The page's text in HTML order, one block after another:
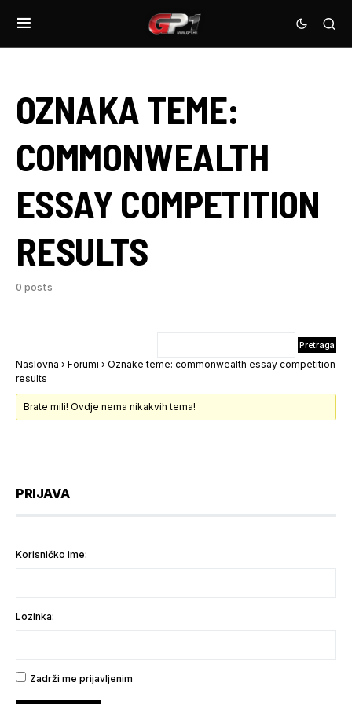
OZNAKA TEME:
COMMONWEALTH
ESSAY COMPETITION
RESULTS
0 posts
Naslovna › Forumi › Oznake teme: commonwealth essay competition
results
Brate mili! Ovdje nema nikakvih tema!
PRIJAVA
Korisničko ime:
Lozinka:
Zadrži me prijavljenim